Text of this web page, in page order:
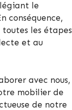
le
conséquence,
toutes les étapes
et au
avec nous,
mobilier de
de notre